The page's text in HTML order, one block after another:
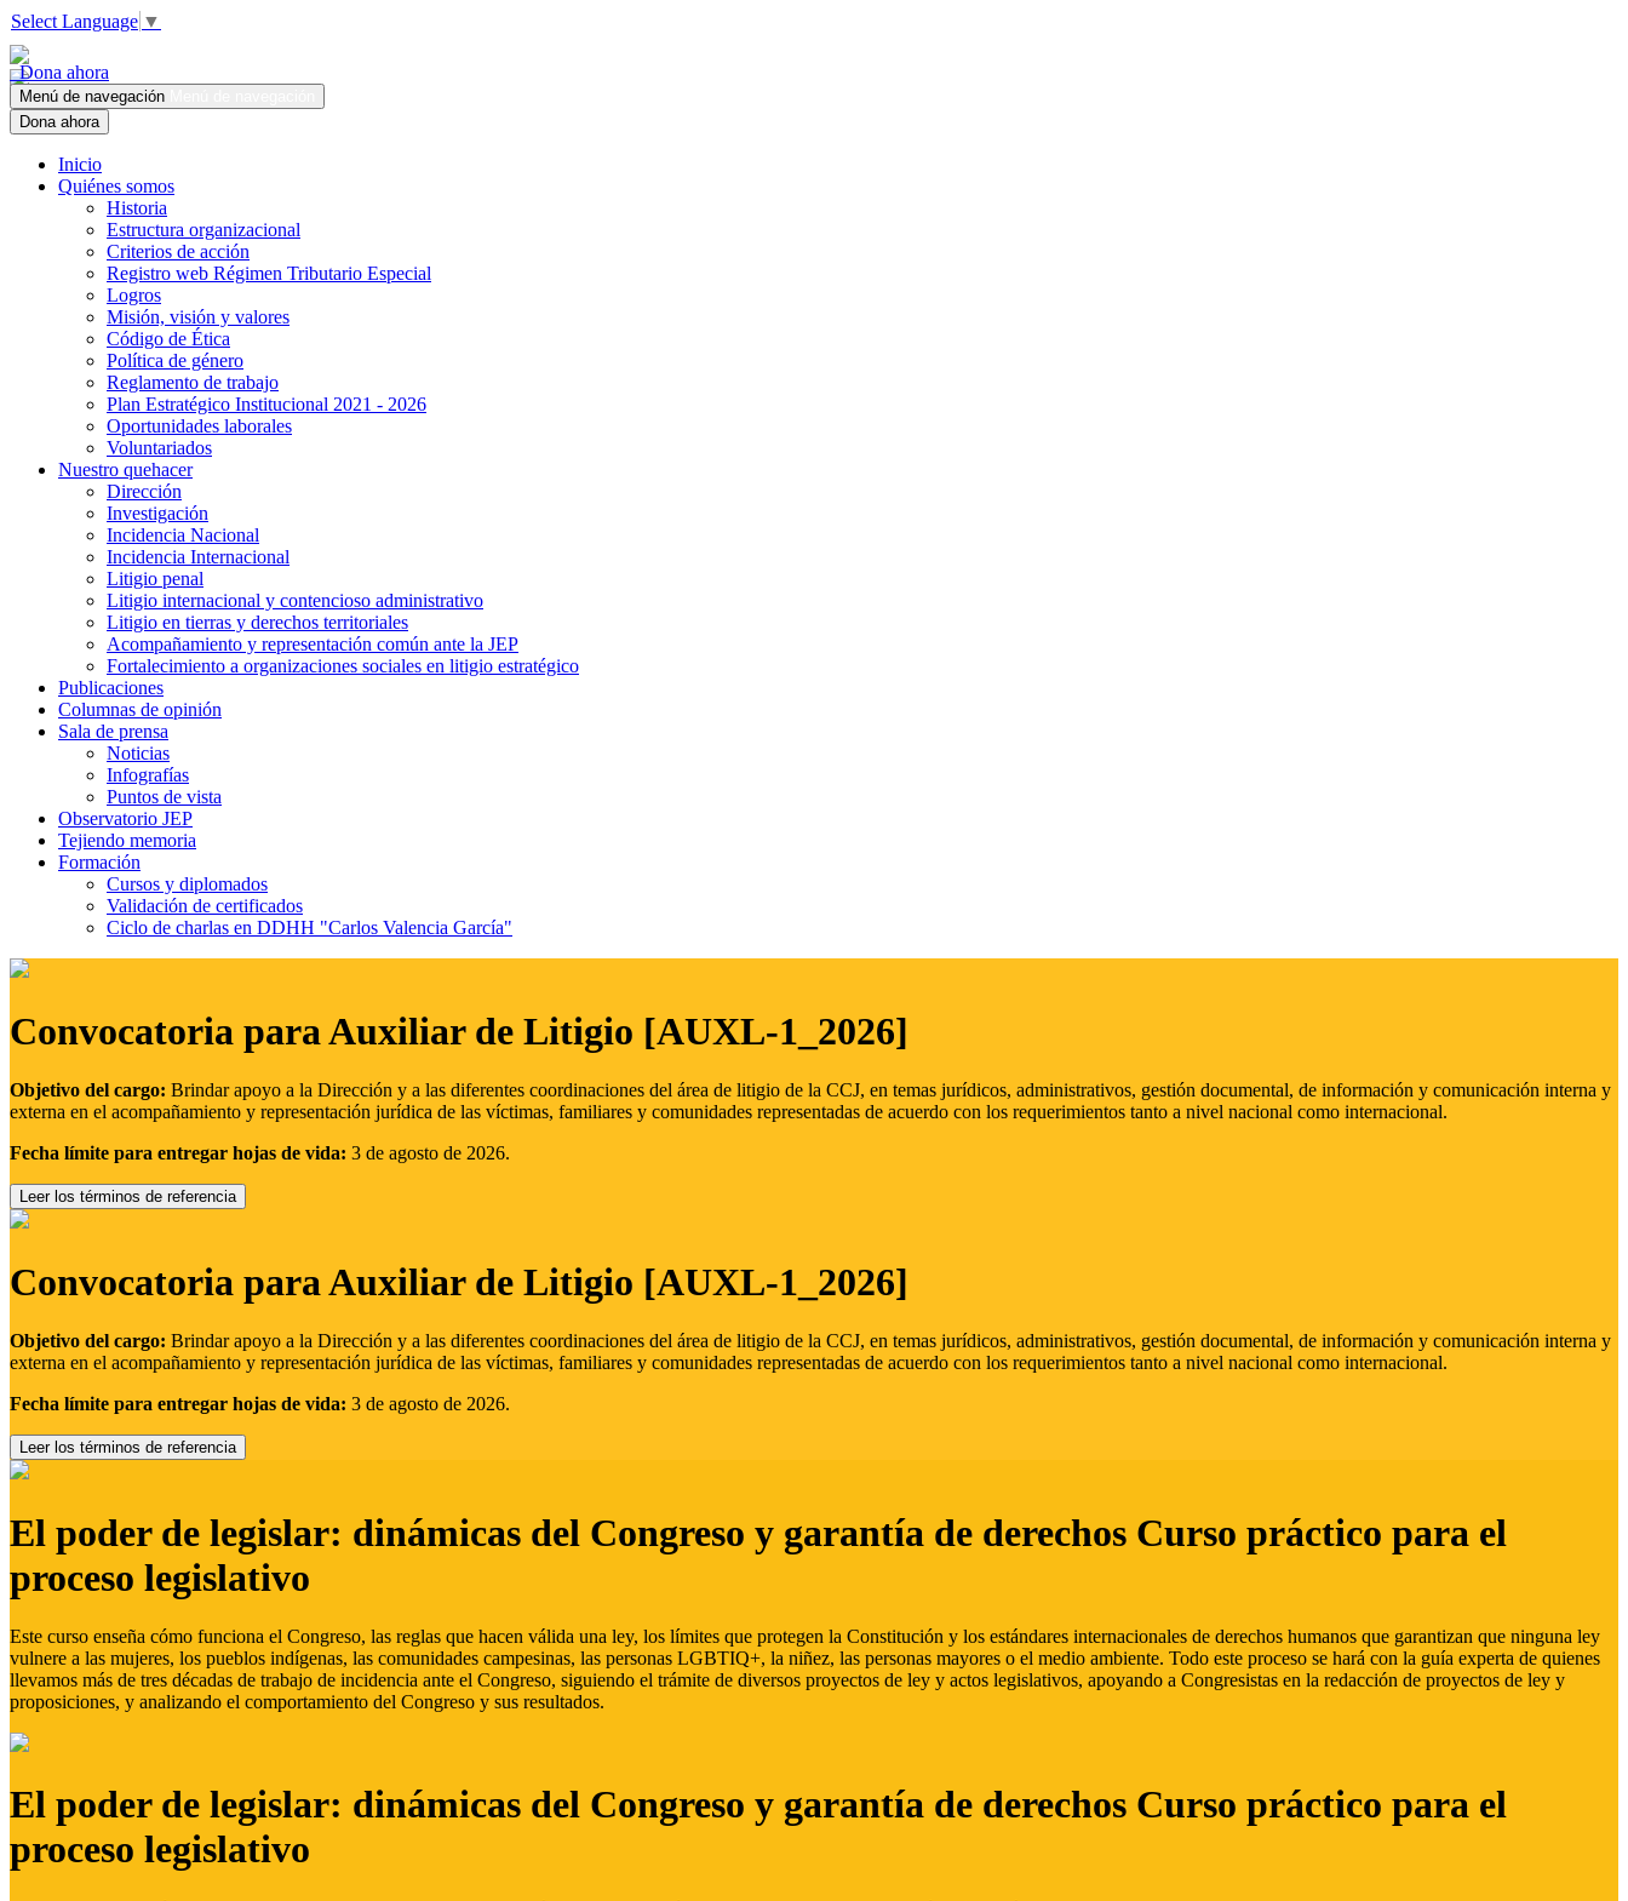
Select Language ▼
Dona ahora
Menú de navegación
Dona ahora
Inicio
Quiénes somos
Historia
Estructura organizacional
Criterios de acción
Registro web Régimen Tributario Especial
Logros
Misión, visión y valores
Código de Ética
Política de género
Reglamento de trabajo
Plan Estratégico Institucional 2021 - 2026
Oportunidades laborales
Voluntariados
Nuestro quehacer
Dirección
Investigación
Incidencia Nacional
Incidencia Internacional
Litigio penal
Litigio internacional y contencioso administrativo
Litigio en tierras y derechos territoriales
Acompañamiento y representación común ante la JEP
Fortalecimiento a organizaciones sociales en litigio estratégico
Publicaciones
Columnas de opinión
Sala de prensa
Noticias
Infografías
Puntos de vista
Observatorio JEP
Tejiendo memoria
Formación
Cursos y diplomados
Validación de certificados
Ciclo de charlas en DDHH "Carlos Valencia García"
Convocatoria para Auxiliar de Litigio [AUXL-1_2026]
Objetivo del cargo: Brindar apoyo a la Dirección y a las diferentes coordinaciones del área de litigio de la CCJ, en temas jurídicos, administrativos, gestión documental, de información y comunicación interna y
externa en el acompañamiento y representación jurídica de las víctimas, familiares y comunidades representadas de acuerdo con los requerimientos tanto a nivel nacional como internacional.
Fecha límite para entregar hojas de vida: 3 de agosto de 2026.
Leer los términos de referencia
Convocatoria para Auxiliar de Litigio [AUXL-1_2026]
Objetivo del cargo: Brindar apoyo a la Dirección y a las diferentes coordinaciones del área de litigio de la CCJ, en temas jurídicos, administrativos, gestión documental, de información y comunicación interna y
externa en el acompañamiento y representación jurídica de las víctimas, familiares y comunidades representadas de acuerdo con los requerimientos tanto a nivel nacional como internacional.
Fecha límite para entregar hojas de vida: 3 de agosto de 2026.
Leer los términos de referencia
El poder de legislar: dinámicas del Congreso y garantía de derechos Curso práctico para el
proceso legislativo
Este curso enseña cómo funciona el Congreso, las reglas que hacen válida una ley, los límites que protegen la Constitución y los estándares internacionales de derechos humanos que garantizan que ninguna ley
vulnere a las mujeres, los pueblos indígenas, las comunidades campesinas, las personas LGBTIQ+, la niñez, las personas mayores o el medio ambiente. Todo este proceso se hará con la guía experta de quienes
llevamos más de tres décadas de trabajo de incidencia ante el Congreso, siguiendo el trámite de diversos proyectos de ley y actos legislativos, apoyando a Congresistas en la redacción de proyectos de ley y
proposiciones, y analizando el comportamiento del Congreso y sus resultados.
El poder de legislar: dinámicas del Congreso y garantía de derechos Curso práctico para el
proceso legislativo